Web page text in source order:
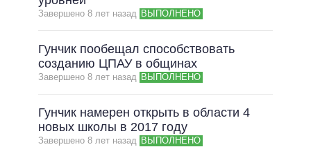
Завершено 8 лет назад ВЫПОЛНЕНО
Гунчик пообещал способствовать
созданию ЦПАУ в общинах
Завершено 8 лет назад ВЫПОЛНЕНО
Гунчик намерен открыть в области 4
новых школы в 2017 году
Завершено 8 лет назад ВЫПОЛНЕНО